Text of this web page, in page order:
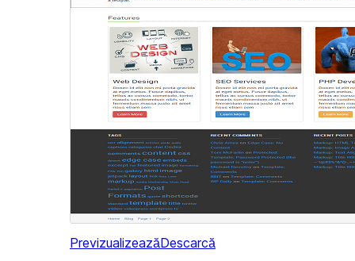
PrevizualizeazăDescarcă